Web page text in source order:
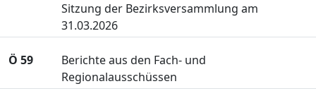
Sitzung der Bezirksversammlung am
31.03.2026
Ö 59
Berichte aus den Fach- und
Regionalausschüssen